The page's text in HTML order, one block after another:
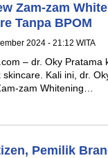
Zam-zam
Tanpa BPOM
2024 - 21:12 WITA
– dr. Oky Pratama
Kali ini, dr.
zam Whitening…
Pemilik